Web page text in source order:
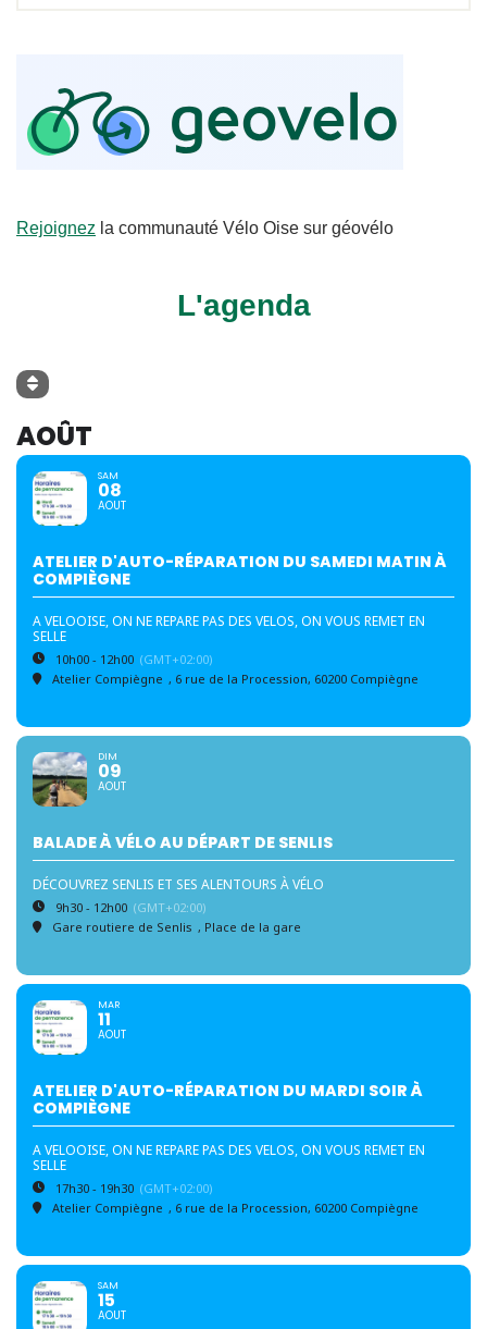
Rejoignez la communauté Vélo Oise sur géovélo
L'agenda
AOÛT
SAM
08
AOUT
ATELIER D'AUTO-RÉPARATION DU SAMEDI MATIN À
COMPIÈGNE
A VELOOISE, ON NE REPARE PAS DES VELOS, ON VOUS REMET EN
SELLE
10h00 - 12h00 (GMT+02:00)
Atelier Compiègne , 6 rue de la Procession, 60200 Compiègne
DIM
09
AOUT
BALADE À VÉLO AU DÉPART DE SENLIS
DÉCOUVREZ SENLIS ET SES ALENTOURS À VÉLO
9h30 - 12h00 (GMT+02:00)
Gare routiere de Senlis , Place de la gare
MAR
11
AOUT
ATELIER D'AUTO-RÉPARATION DU MARDI SOIR À
COMPIÈGNE
A VELOOISE, ON NE REPARE PAS DES VELOS, ON VOUS REMET EN
SELLE
17h30 - 19h30 (GMT+02:00)
Atelier Compiègne , 6 rue de la Procession, 60200 Compiègne
SAM
15
AOUT